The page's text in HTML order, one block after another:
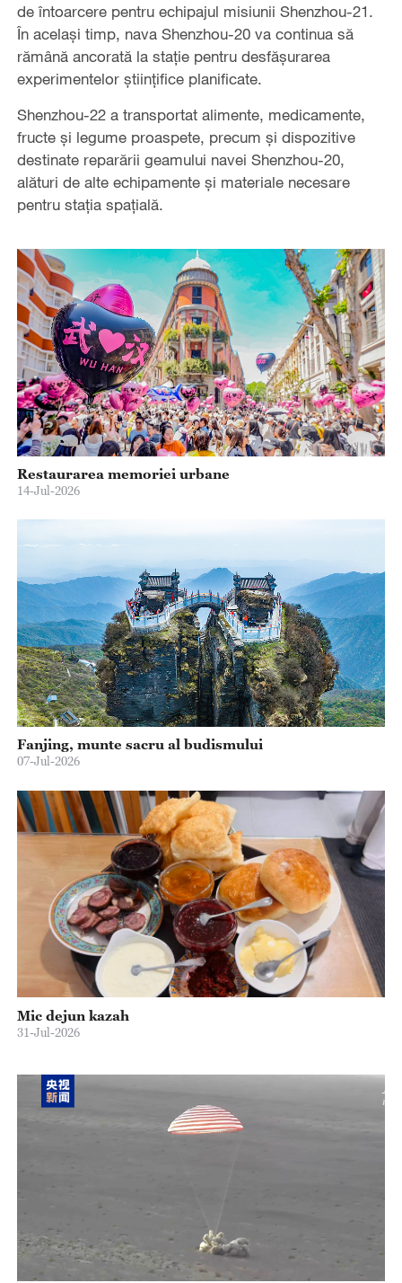
de întoarcere pentru echipajul misiunii Shenzhou-21.
În același timp, nava Shenzhou-20 va continua să
rămână ancorată la stație pentru desfășurarea
experimentelor științifice planificate.
Shenzhou-22 a transportat alimente, medicamente,
fructe și legume proaspete, precum și dispozitive
destinate reparării geamului navei Shenzhou-20,
alături de alte echipamente și materiale necesare
pentru stația spațială.
Restaurarea memoriei urbane
14-Jul-2026
Fanjing, munte sacru al budismului
07-Jul-2026
Mic dejun kazah
31-Jul-2026